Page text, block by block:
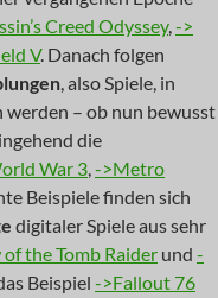
Creed Odyssey,->
V. Danach folgen
, also Spiele, in
– ob nun bewusst
die
War 3,->Metro
Beispiele finden sich
digitaler Spiele aus sehr
the Tomb Raider und -
Beispiel ->Fallout 76